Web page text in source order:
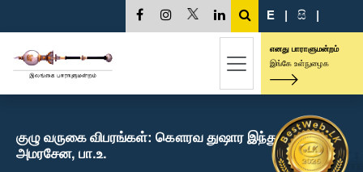
E | සි |
எனது பாராளுமன்றம்
இங்கே உள்நுழைக
குழு வருகை விபரங்கள்: கௌரவ துஷார இந்துனில்
அமரசேன, பா.உ.